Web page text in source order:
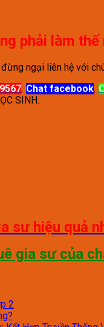
phải làm thế
ngại liên hệ với
, Chat facebook,
SINH.
sư hiệu quả
gia sư của
2